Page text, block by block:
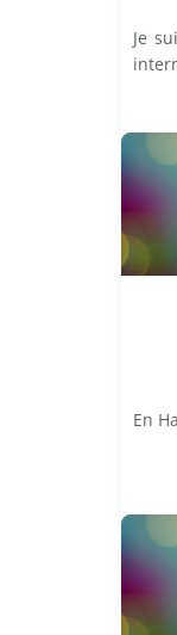
Je
En